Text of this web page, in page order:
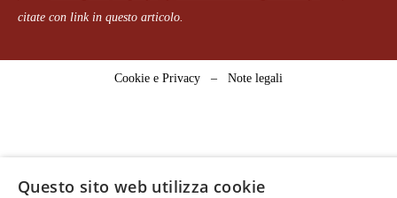
citate con link in questo articolo.
Cookie e Privacy – Note legali
Questo sito web utilizza cookie